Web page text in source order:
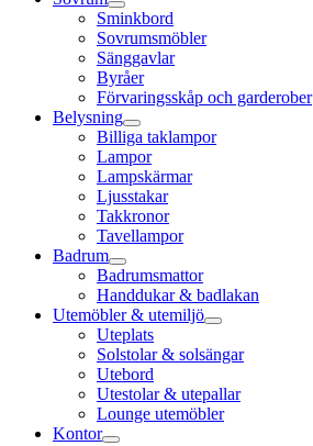
Sminkbord
Sovrumsmöbler
Sänggavlar
Byråer
Förvaringsskåp och garderober
Belysning
Billiga taklampor
Lampor
Lampskärmar
Ljusstakar
Takkronor
Tavellampor
Badrum
Badrumsmattor
Handdukar & badlakan
Utemöbler & utemiljö
Uteplats
Solstolar & solsängar
Utebord
Utestolar & utepallar
Lounge utemöbler
Kontor